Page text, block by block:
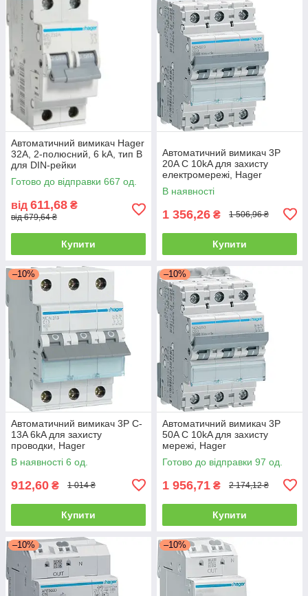
Автоматичний вимикач Hager
32А, 2-полюсний, 6 kA, тип B
для DIN-рейки
Готово до відправки 667 од.
від 611,68 ₴
від 679,64 ₴
Купити
Автоматичний вимикач 3P
20A C 10kA для захисту
електромережі, Hager
В наявності
1 356,26 ₴ 1 506,96 ₴
Купити
–10%
Автоматичний вимикач 3P C-
13A 6kA для захисту
проводки, Hager
В наявності 6 од.
912,60 ₴ 1 014 ₴
Купити
–10%
Автоматичний вимикач 3P
50A C 10kA для захисту
мережі, Hager
Готово до відправки 97 од.
1 956,71 ₴ 2 174,12 ₴
Купити
–10% –10%